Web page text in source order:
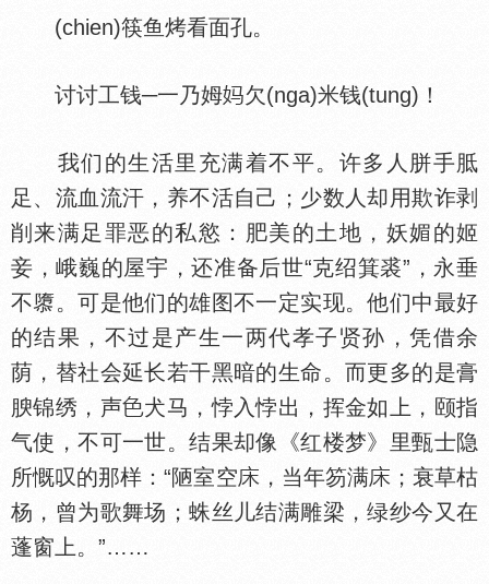
(chien)筷鱼烤看面孔。
讨讨工钱─一乃姆 欠(nga)米钱(tung)！
我们的生活里充满着不平。许多人胼手胝
足、流血流汗，养不活自己；少数人却用欺诈剥
削来满足罪恶的私慾：肥美的土地，妖媚的姬
妾，峨巍的屋宇，还准备后世“克绍箕裘”，永垂
不隳。可是他们的雄图不一定实现。他们中最好
的结果，不过是产生一两代孝子贤孙，凭借余
荫，替社会延长若干黑暗的生命。而更多的是膏
腴锦绣，声
犬马，悖入悖出，挥金如上，颐指
气使，不可一世。结果却像《红楼梦》里甄士隐
所慨叹的那样：“陋室空
，当年笏满
；衰草枯
杨，曾为歌舞场；蛛丝儿结满雕梁，绿纱今又在
蓬窗上。”……